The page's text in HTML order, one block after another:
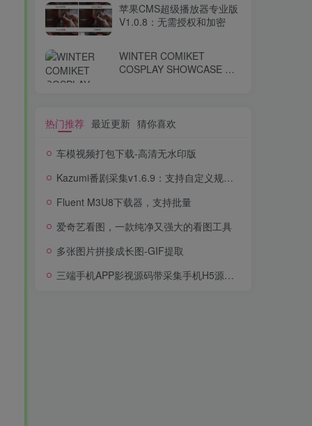
苹果CMS超级播放器专业版
V1.0.8：无需授权和加密
WINTER COMIKET
COSPLAY SHOWCASE コ
热门推荐 最近更新 猜你喜欢
车模视频打包下载-高清无水印版
Kazumi番剧采集v1.6.9：支持自定义规则+在线观看+弹幕，跨平台下载
Fluent M3U8下载器，支持批量
爱奇艺看图，一款纯净又强大的看图工具
多张图片拼接成长图-GIF提取
三端手机APP影视源码带采集手机H5源码带VIP卡密功能